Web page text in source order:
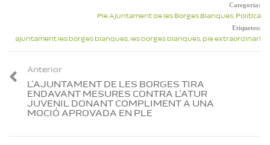
Categoria:
Ple Ajuntament de les Borges Blanques, Política
Etiquetes:
ajuntament les borges blanques, les borges blanques, ple extraordinari
Anterior
L’AJUNTAMENT DE LES BORGES TIRA
ENDAVANT MESURES CONTRA L’ATUR
JUVENIL DONANT COMPLIMENT A UNA
MOCIÓ APROVADA EN PLE